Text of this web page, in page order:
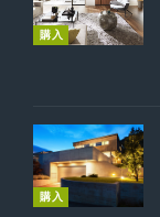
購入
購入